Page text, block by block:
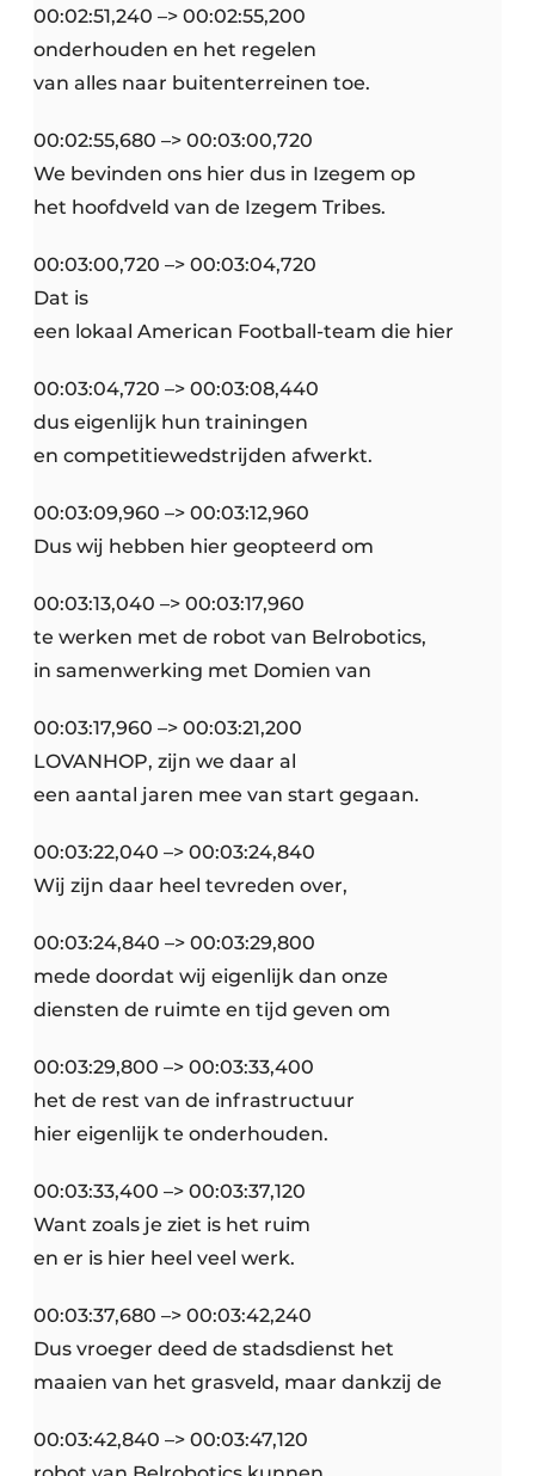
00:02:51,240 –> 00:02:55,200
onderhouden en het regelen
van alles naar buitenterreinen toe.
00:02:55,680 –> 00:03:00,720
We bevinden ons hier dus in Izegem op
het hoofdveld van de Izegem Tribes.
00:03:00,720 –> 00:03:04,720
Dat is
een lokaal American Football-team die hier
00:03:04,720 –> 00:03:08,440
dus eigenlijk hun trainingen
en competitiewedstrijden afwerkt.
00:03:09,960 –> 00:03:12,960
Dus wij hebben hier geopteerd om
00:03:13,040 –> 00:03:17,960
te werken met de robot van Belrobotics,
in samenwerking met Domien van
00:03:17,960 –> 00:03:21,200
LOVANHOP, zijn we daar al
een aantal jaren mee van start gegaan.
00:03:22,040 –> 00:03:24,840
Wij zijn daar heel tevreden over,
00:03:24,840 –> 00:03:29,800
mede doordat wij eigenlijk dan onze
diensten de ruimte en tijd geven om
00:03:29,800 –> 00:03:33,400
het de rest van de infrastructuur
hier eigenlijk te onderhouden.
00:03:33,400 –> 00:03:37,120
Want zoals je ziet is het ruim
en er is hier heel veel werk.
00:03:37,680 –> 00:03:42,240
Dus vroeger deed de stadsdienst het
maaien van het grasveld, maar dankzij de
00:03:42,840 –> 00:03:47,120